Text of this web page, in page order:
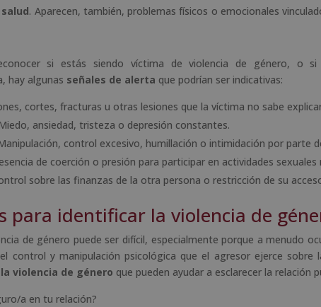
. Aparecen, también, problemas físicos o emocionales
si estás siendo víctima de violencia de género, o
hay algunas señales de alerta que podrían ser indicativas:
cortes, fracturas u otras lesiones que la víctima no sabe
ansiedad, tristeza o depresión constantes.
control excesivo, humillación o intimidación por parte
de coerción o presión para participar en actividades sexuales
sobre las finanzas de la otra persona o restricción de su
para identificar la violencia de
de género puede ser difícil, especialmente porque a menudo
control y manipulación psicológica que el agresor ejerce sobre
violencia de género que pueden ayudar a esclarecer la relación
a en tu relación?